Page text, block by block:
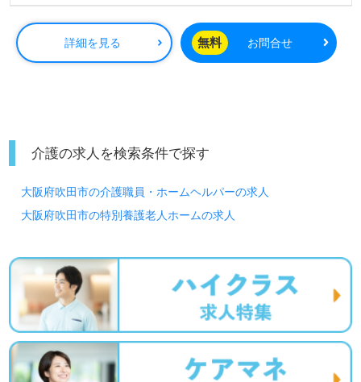
看護助手や介護職経験のある方をお迎えします。明るく笑
顔あふれる職場環境、資格支援制度、収入アップを目指せ
る給与制度/人事評価もうれしいポイント！『介護職を通じ
てご入居者様のお役に立ちたい』『楽しいイベントや企画
す。お問い合わせも遠慮なくお願いします。
護】＊求人情報収集、将来的に検討の方も遠慮なく＊
LINE、メール、お電話などご希望に応じてお問い合わせ/ご
あり！＞"転職支援"のプロと一緒に転職活動！お問い合わ
せお待ちしております。
詳細を見る 無料 お問合せ
介護の求人を検索条件で探す
大阪府吹田市の介護職員・ホームヘルパーの求人
大阪府吹田市の特別養護老人ホームの求人